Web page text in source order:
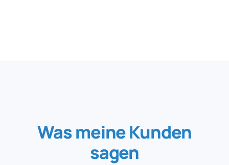
Was meine Kunden
sagen